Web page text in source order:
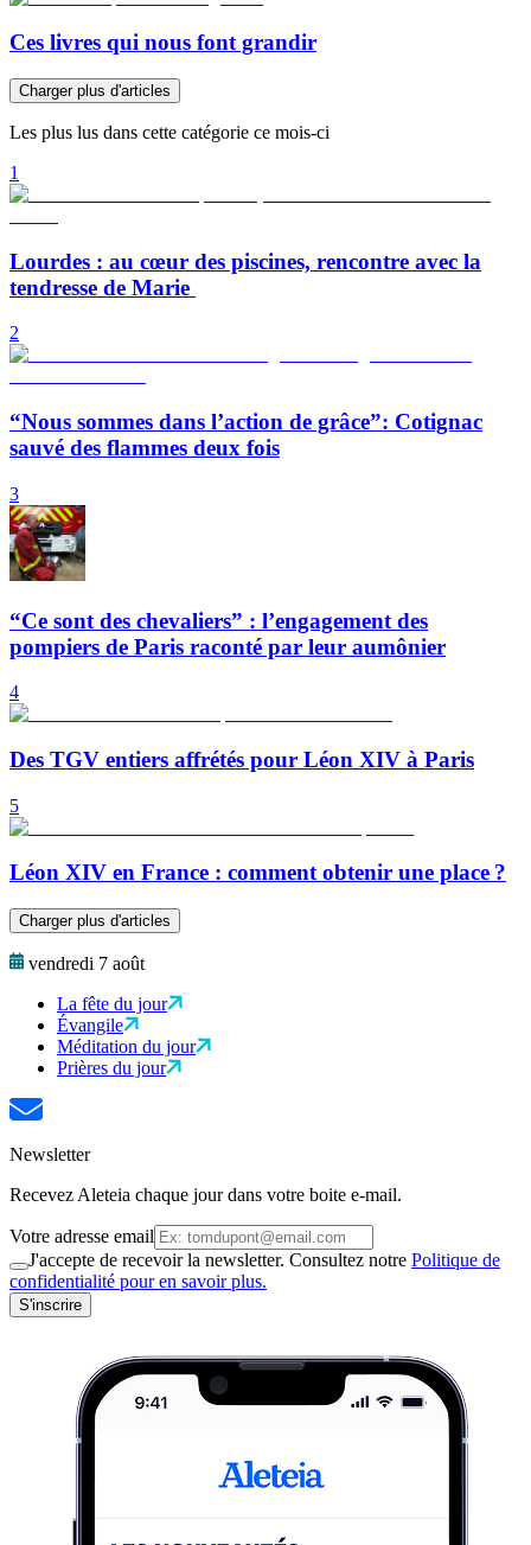
Ces livres qui nous font grandir
Charger plus d'articles
Les plus lus dans cette catégorie ce mois-ci
1
Lourdes : au cœur des piscines, rencontre avec la
tendresse de Marie
2
“Nous sommes dans l’action de grâce”: Cotignac
sauvé des flammes deux fois
3
“Ce sont des chevaliers” : l’engagement des
pompiers de Paris raconté par leur aumônier
4
Des TGV entiers affrétés pour Léon XIV à Paris
5
Léon XIV en France : comment obtenir une place ?
Charger plus d'articles
vendredi 7 août
La fête du jour
Évangile
Méditation du jour
Prières du jour
Newsletter
Recevez Aleteia chaque jour dans votre boite e-mail.
Votre adresse email
J'accepte de recevoir la newsletter. Consultez notre Politique de
confidentialité pour en savoir plus.
S'inscrire